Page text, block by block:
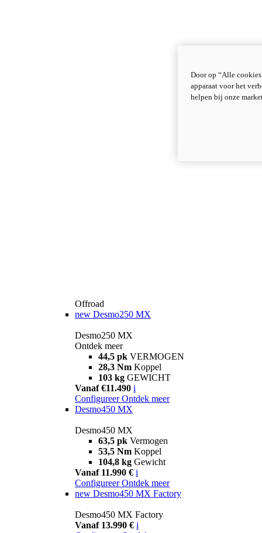
Offroad
new Desmo250 MX
Desmo250 MX
Ontdek meer
44,5 pk VERMOGEN
28,3 Nm Koppel
103 kg GEWICHT
Vanaf €11.490 i
Configureer Ontdek meer
Desmo450 MX
Desmo450 MX
63,5 pk Vermogen
53,5 Nm Koppel
104,8 kg Gewicht
Vanaf 11.990 € i
Configureer Ontdek meer
new Desmo450 MX Factory
Desmo450 MX Factory
Vanaf 13.990 € i
Door op “Alle
apparaat voor het
helpen bij onze